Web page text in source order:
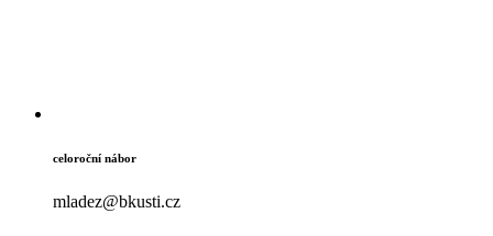
celoroční nábor
mladez@bkusti.cz